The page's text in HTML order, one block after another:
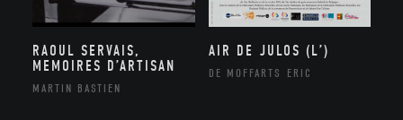
RAOUL SERVAIS,
MEMOIRES D’ARTISAN
MARTIN BASTIEN
AIR DE JULOS (L’)
DE MOFFARTS ERIC